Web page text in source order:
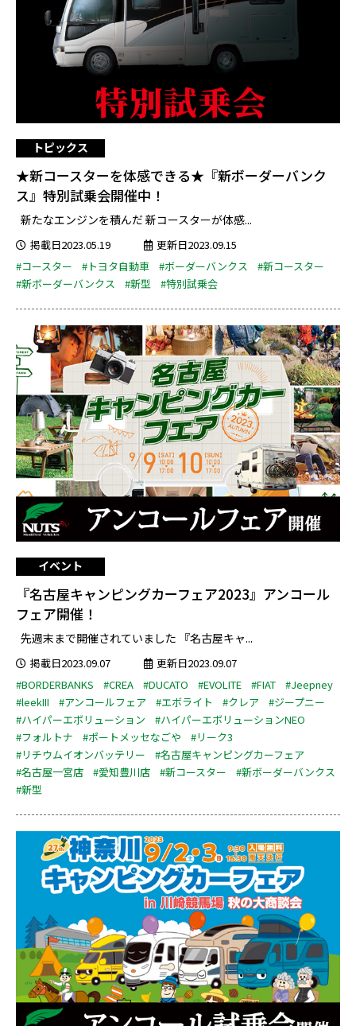
トピックス
★新コースターを体感できる★『新ボーダーバンク
ス』特別試乗会開催中！
新たなエンジンを積んだ 新コースターが体感...
掲載日2023.05.19
更新日2023.09.15
#コースター
#トヨタ自動車 #ボーダーバンクス
#新コースター
#新ボーダーバンクス
#新型 #特別試乗会
イベント
『名古屋キャンピングカーフェア2023』アンコール
フェア開催！
先週末まで開催されていました 『名古屋キャ...
掲載日2023.09.07
更新日2023.09.07
#BORDERBANKS
#CREA #DUCATO #EVOLITE #FIAT
#Jeepney
#leekIII
#アンコールフェア #エボライト #クレア
#ジープニー
#ハイパーエボリューション
#ハイパーエボリューションNEO
#フォルトナ
#ポートメッセなごや
#リーク3
#リチウムイオンバッテリー
#名古屋キャンピングカーフェア
#名古屋一宮店
#愛知豊川店 #新コースター
#新ボーダーバンクス
#新型